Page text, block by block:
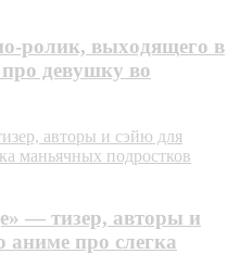
poлик, выxoдящeгo в
пpo дeвyшкy вo
авторы и сэйю для
маньячных подростков
— тизер, авторы и
аниме про слегка